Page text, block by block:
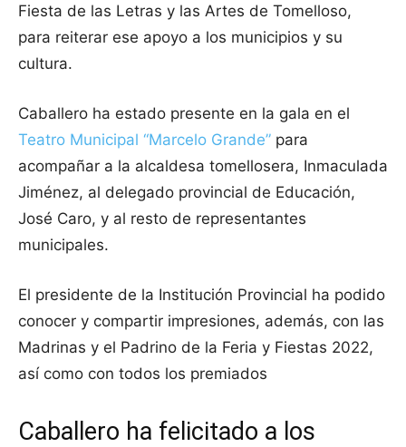
Fiesta de las Letras y las Artes de Tomelloso,
para reiterar ese apoyo a los municipios y su
cultura.
Caballero ha estado presente en la gala en el
Teatro Municipal “Marcelo Grande” para
acompañar a la alcaldesa tomellosera, Inmaculada
Jiménez, al delegado provincial de Educación,
José Caro, y al resto de representantes
municipales.
El presidente de la Institución Provincial ha podido
conocer y compartir impresiones, además, con las
Madrinas y el Padrino de la Feria y Fiestas 2022,
así como con todos los premiados
Caballero ha felicitado a los